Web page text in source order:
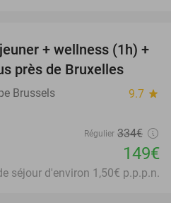
55%
+ wellness (1h) +
près de Bruxelles
Brussels 9.7 star
Régulier 334€
149€
séjour d'environ 1,50€ p.p.p.n.